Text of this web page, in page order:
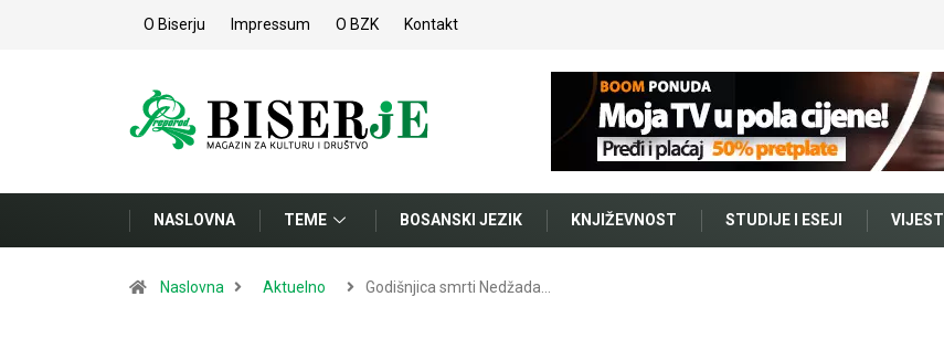
O Biserju Impressum O BZK Kontakt
NASLOVNA TEME BOSANSKI JEZIK KNJIŽEVNOST STUDIJE I ESEJI VIJESTI
Naslovna Aktuelno Godišnjica smrti Nedžada…